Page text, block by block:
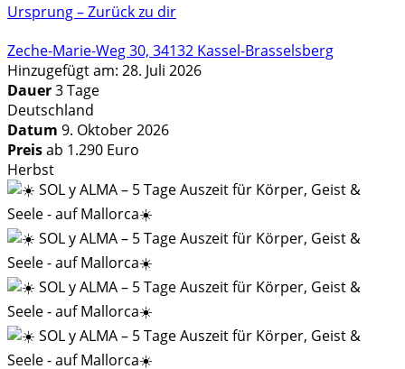
Ursprung – Zurück zu dir
Zeche-Marie-Weg 30, 34132 Kassel-Brasselsberg
Hinzugefügt am: 28. Juli 2026
Dauer3 Tage
Deutschland
Datum 9. Oktober 2026
Preisab 1.290 Euro
Herbst